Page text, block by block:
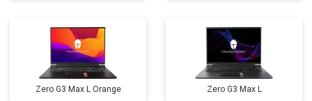
Zero G3 Max L Orange Zero G3 Max L